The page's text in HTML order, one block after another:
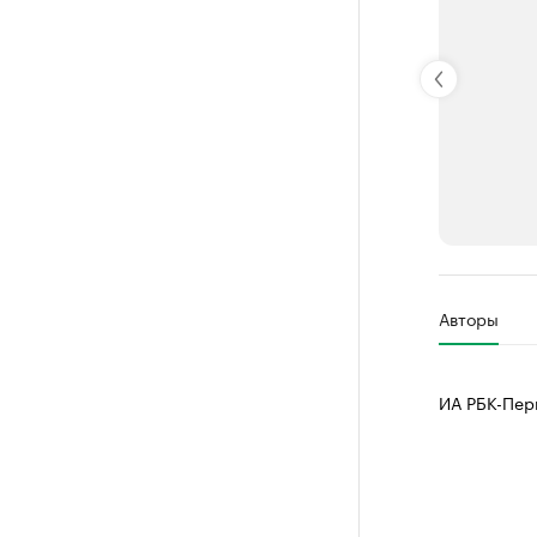
Авторы
ИА РБК-